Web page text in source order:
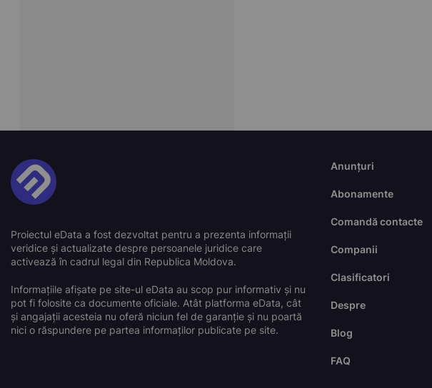
Proiectul eData a fost dezvoltat pentru a prezenta informații
veridice și actualizate despre persoanele juridice care
activează în cadrul legal din Republica Moldova.
Informațiile afișate pe site-ul eData au scop pur informativ și nu
pot fi folosite ca documente oficiale. Atât platforma eData, cât
și angajații acesteia nu oferă niciun fel de garanție și nu poartă
nici o răspundere pe partea informaților publicate pe site.
Anunțuri
Abonamente
Comandă contacte
Companii
Clasificatori
Despre
Blog
FAQ